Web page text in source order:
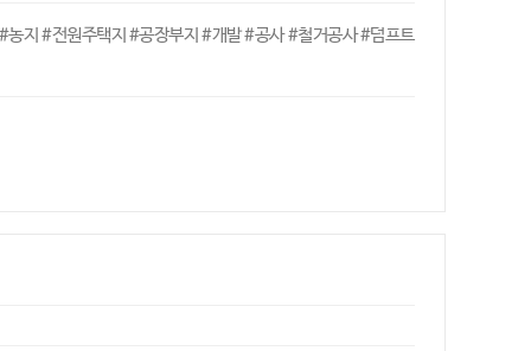
지 #전원주택지 #공장부지 #개발 #공사 #철거공사 #덤프트